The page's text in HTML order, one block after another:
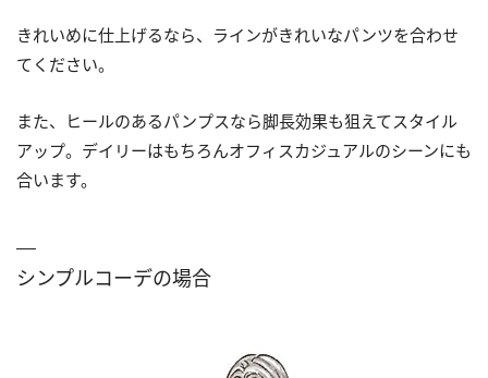
きれいめに仕上げるなら、ラインがきれいなパンツを合わせ
てください。
また、ヒールのあるパンプスなら脚長効果も狙えてスタイル
アップ。デイリーはもちろんオフィスカジュアルのシーンにも
合います。
シンプルコーデの場合